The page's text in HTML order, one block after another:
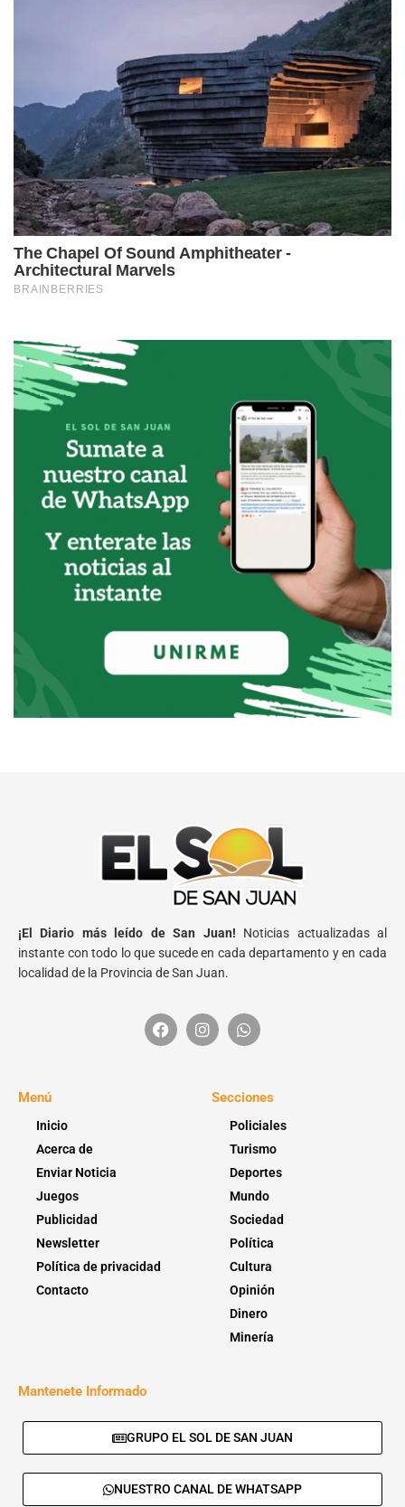
¡El Diario más leído de San Juan! Noticias actualizadas al
instante con todo lo que sucede en cada departamento y en cada
localidad de la Provincia de San Juan.
Menú
Inicio
Acerca de
Enviar Noticia
Juegos
Publicidad
Newsletter
Política de privacidad
Contacto
Secciones
Policiales
Turismo
Deportes
Mundo
Sociedad
Política
Cultura
Opinión
Dinero
Minería
Mantenete Informado
GRUPO EL SOL DE SAN JUAN
NUESTRO CANAL DE WHATSAPP